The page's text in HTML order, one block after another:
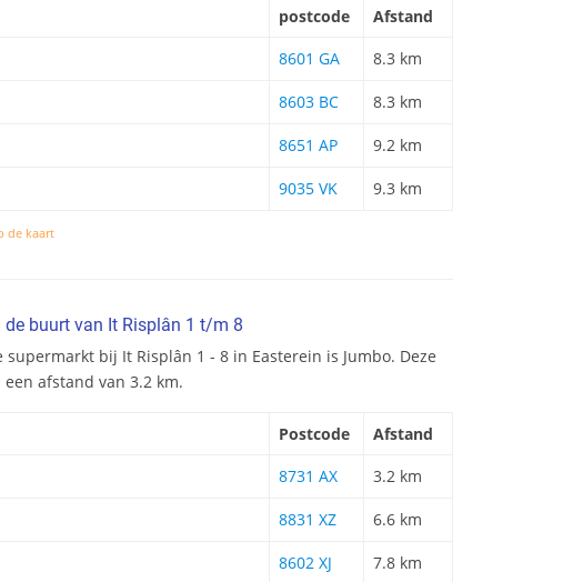
postcode
Afstand
8601 GA 8.3 km
8603 BC 8.3 km
8651 AP 9.2 km
9035 VK 9.3 km
de kaart
de buurt van It Risplân 1 t/m 8
bij It Risplân 1 - 8 in Easterein is Jumbo. Deze
afstand van 3.2 km.
Postcode
Afstand
8731 AX 3.2 km
8831 XZ 6.6 km
8602 XJ 7.8 km